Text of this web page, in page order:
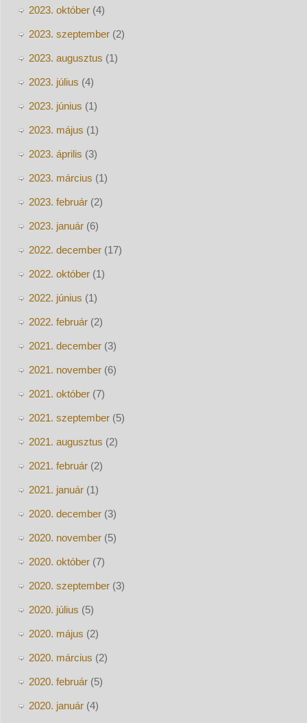
2023. október(4)
2023. szeptember(2)
2023. augusztus (1)
2023. július (4)
2023. június (1)
2023. május (1)
2023. április (3)
2023. március (1)
2023. február(2)
2023. január(6)
2022. december(17)
2022. október(1)
2022. június (1)
2022. február(2)
2021. december(3)
2021. november(6)
2021. október(7)
2021. szeptember(5)
2021. augusztus (2)
2021. február(2)
2021. január(1)
2020. december(3)
2020. november(5)
2020. október(7)
2020. szeptember(3)
2020. július (5)
2020. május (2)
2020. március (2)
2020. február(5)
2020. január(4)